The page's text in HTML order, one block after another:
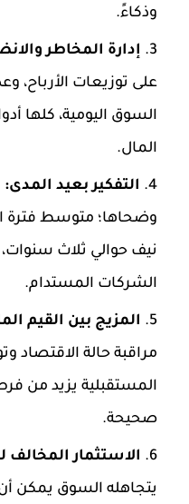
وذكاءً.
إدارة المخاطر
على توزيعات الأرباح،
السوق اليومية، كلها
المال.
التفكير بعيد المدى:
وضحاها؛ متوسط فترة
نيف حوالي ثلاث
الشركات المستدام.
المزيج بين القيم
مراقبة حالة الاقتصاد
المستقبلية يزيد من
صحيحة.
الاستثمار المخالف
يتجاهله السوق يمكن